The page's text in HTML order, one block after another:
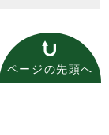
ページの先頭へ